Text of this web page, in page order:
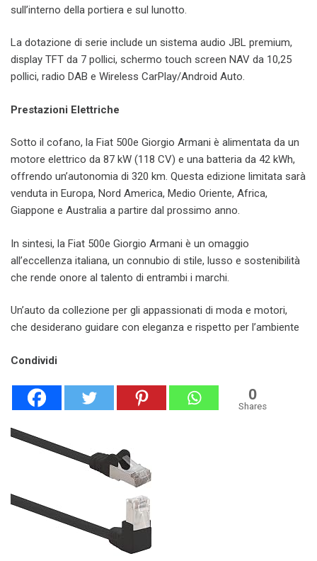
sull’interno della portiera e sul lunotto.
La dotazione di serie include un sistema audio JBL premium,
display TFT da 7 pollici, schermo touch screen NAV da 10,25
pollici, radio DAB e Wireless CarPlay/Android Auto.
Prestazioni Elettriche
Sotto il cofano, la Fiat 500e Giorgio Armani è alimentata da un
motore elettrico da 87 kW (118 CV) e una batteria da 42 kWh,
offrendo un’autonomia di 320 km. Questa edizione limitata sarà
venduta in Europa, Nord America, Medio Oriente, Africa,
Giappone e Australia a partire dal prossimo anno.
In sintesi, la Fiat 500e Giorgio Armani è un omaggio
all’eccellenza italiana, un connubio di stile, lusso e sostenibilità
che rende onore al talento di entrambi i marchi.
Un’auto da collezione per gli appassionati di moda e motori,
che desiderano guidare con eleganza e rispetto per l’ambiente
Condividi
0
Shares